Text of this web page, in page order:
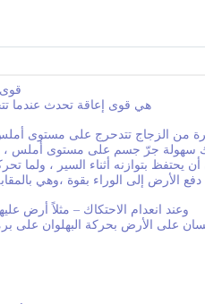
قوى
هي قوى إعاقة تحدث عندما
من الزجاج تتدحرج على مستوى
سهولة جرّ جسم على مستوى أملس ،
أن يحتفظ بتوازنه أثناء السير ،
الأرض إلى الوراء بقوة ،وهي
وعند انعدام الاحتكاك – مثلاً أرض
على الأرض بحركة البهلوان على